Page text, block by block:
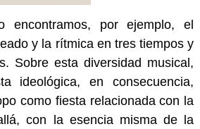
encontramos, por ejemplo, el
y la rítmica en tres tiempos y
Sobre esta diversidad musical,
ideológica, en consecuencia,
como fiesta relacionada con la
con la esencia misma de la